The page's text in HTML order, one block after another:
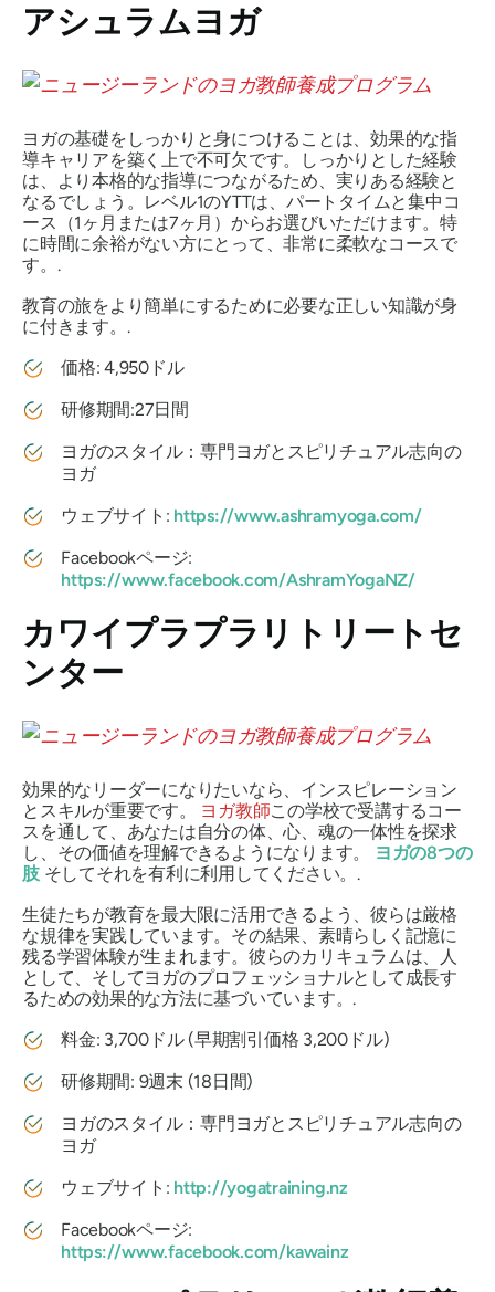
アシュラムヨガ
ヨガの基礎をしっかりと身につけることは、効果的な指
導キャリアを築く上で不可欠です。しっかりとした経験
は、より本格的な指導につながるため、実りある経験と
なるでしょう。レベル1のYTTは、パートタイムと集中コ
ース（1ヶ月または7ヶ月）からお選びいただけます。特
に時間に余裕がない方にとって、非常に柔軟なコースで
す。.
教育の旅をより簡単にするために必要な正しい知識が身
に付きます。.
価格: 4,950ドル
研修期間:27日間
ヨガのスタイル：専門ヨガとスピリチュアル志向の
ヨガ
ウェブサイト: https://www.ashramyoga.com/
Facebookページ:
https://www.facebook.com/AshramYogaNZ/
カワイプラプラリトリートセ
ンター
効果的なリーダーになりたいなら、インスピレーション
とスキルが重要です。 ヨガ教師この学校で受講するコー
スを通して、あなたは自分の体、心、魂の一体性を探求
し、その価値を理解できるようになります。
ヨガの8つの
肢そしてそれを有利に利用してください。.
生徒たちが教育を最大限に活用できるよう、彼らは厳格
な規律を実践しています。その結果、素晴らしく記憶に
残る学習体験が生まれます。彼らのカリキュラムは、人
として、そしてヨガのプロフェッショナルとして成長す
るための効果的な方法に基づいています。.
料金: 3,700ドル (早期割引価格 3,200ドル)
研修期間: 9週末 (18日間)
ヨガのスタイル：専門ヨガとスピリチュアル志向の
ヨガ
ウェブサイト: http://yogatraining.nz
Facebookページ:
https://www.facebook.com/kawainz